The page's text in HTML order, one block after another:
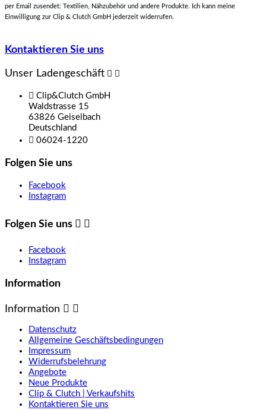
per Email zusendet: Textilien, Nähzubehör und andere Produkte. Ich kann meine
Einwilligung zur Clip & Clutch GmbH jederzeit widerrufen.
Kontaktieren Sie uns
Unser Ladengeschäft  
 Clip&Clutch GmbH
Waldstrasse 15
63826 Geiselbach
Deutschland
 06024-1220
Folgen Sie uns
Facebook
Instagram
Folgen Sie uns  
Facebook
Instagram
Information
Information  
Datenschutz
Allgemeine Geschäftsbedingungen
Impressum
Widerrufsbelehrung
Angebote
Neue Produkte
Clip & Clutch | Verkaufshits
Kontaktieren Sie uns